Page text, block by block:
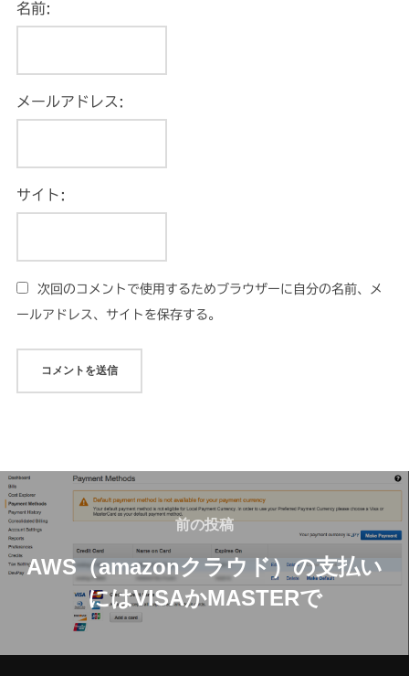
名前:
メールアドレス:
サイト:
次回のコメントで使用するためブラウザーに自分の名前、メ
ールアドレス、サイトを保存する。
投
稿
ナ
前
の
投
稿
前の投稿
AWS（amazonクラウド）の支払い
にはVISAかMASTERで